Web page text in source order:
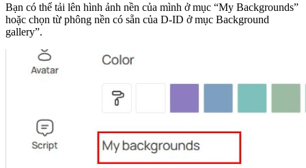
Bạn có thể tải lên hình ảnh nền của mình ở mục “My Backgrounds”
hoặc chọn từ phông nền có sẵn của D-ID ở mục Background
gallery”.